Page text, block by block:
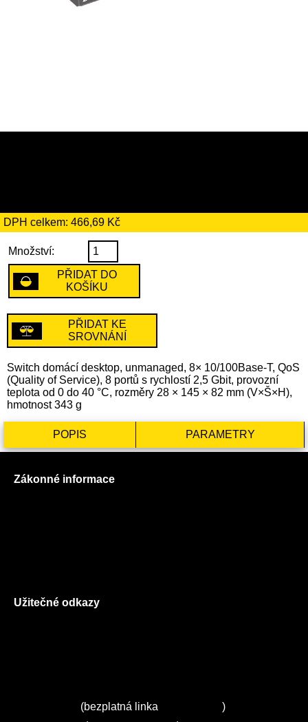
DPH celkem: 466,69 Kč
Množství:
PŘIDAT DO
KOŠÍKU
PŘIDAT KE
SROVNÁNÍ
Switch domácí desktop, unmanaged, 8× 10/100Base-T, QoS
(Quality of Service), 8 portů s rychlostí 2,5 Gbit, provozní
teplota od 0 do 40 °C, rozměry 28 × 145 × 82 mm (V×Š×H),
hmotnost 343 g
POPIS PARAMETRY
Zákonné informace
Užitečné odkazy
(bezplatná linka
)